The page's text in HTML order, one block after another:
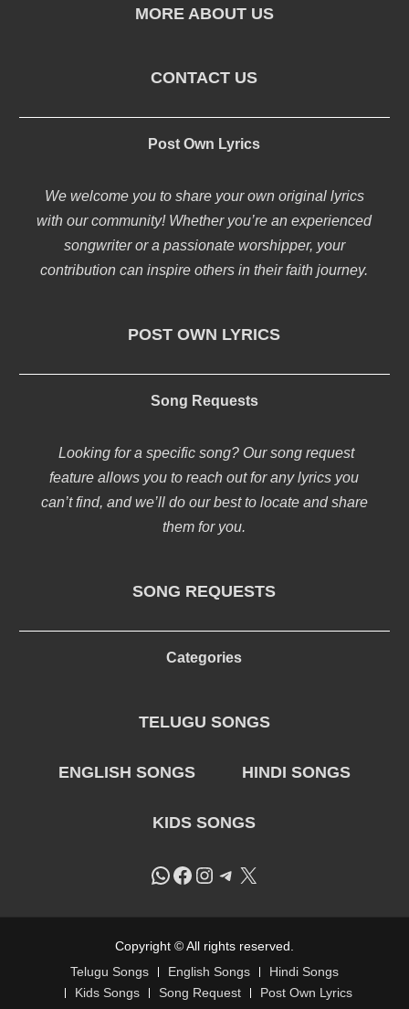
MORE ABOUT US
CONTACT US
Post Own Lyrics
We welcome you to share your own original lyrics
with our community! Whether you’re an experienced
songwriter or a passionate worshipper, your
contribution can inspire others in their faith journey.
POST OWN LYRICS
Song Requests
Looking for a specific song? Our song request
feature allows you to reach out for any lyrics you
can’t find, and we’ll do our best to locate and share
them for you.
SONG REQUESTS
Categories
TELUGU SONGS
ENGLISH SONGS HINDI SONGS
KIDS SONGS
WhatsApp
Facebook
Instagram
Telegram
X
Copyright © All rights reserved.
Telugu Songs
English Songs
Hindi Songs
Kids Songs
Song Request
Post Own Lyrics